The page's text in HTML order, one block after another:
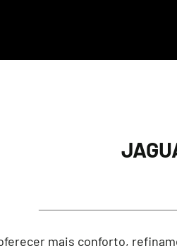
oferecer mais conforto,